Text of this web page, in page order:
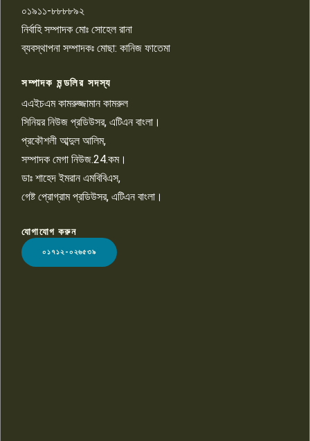
চাঁদাবাজি ও হয়রানির অভিযোগ
১০
LOGO
০১৯১১-৮৮৮৮৯২
নির্বাহি সম্পাদক মোঃ সোহেল রানা
ব্যবস্থাপনা সম্পাদকঃ মোছা: কানিজ ফাতেমা
সম্পাদক মন্ডলির সদস্য
এএইচএম কামরুজ্জামান কামরুল
সিনিয়র নিউজ প্রডিউসর, এটিএন বাংলা।
প্রকৌশলী আব্দুল আলিম,
সম্পাদক মেগা নিউজ.24.কম।
ডাঃ শাহেদ ইমরান এমবিবিএস,
গেষ্ট প্রোগ্রাম প্রডিউসর, এটিএন বাংলা।
যোগাযোগ করুন
০১৭১২-০২৬৫৩৯